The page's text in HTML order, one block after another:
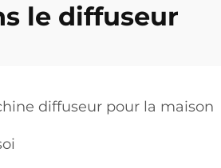
le diffuseur
diffuseur pour la maison